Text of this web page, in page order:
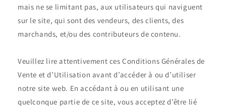
mais ne se limitant pas, aux utilisateurs qui naviguent
sur le site, qui sont des vendeurs, des clients, des
marchands, et/ou des contributeurs de contenu.
Veuillez lire attentivement ces Conditions Générales de
Vente et d’Utilisation avant d’accéder à ou d’utiliser
notre site web. En accédant à ou en utilisant une
quelconque partie de ce site, vous acceptez d’être lié